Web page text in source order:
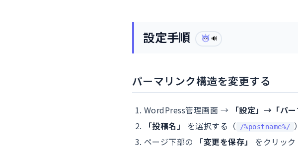
設定手順 🔊
パーマリンク構造を変更する
WordPress管理画面 → 「設定」→「パー
「投稿名」
を選択する（ /%postname%/
）
ページ下部の
「変更を保存」 をクリック